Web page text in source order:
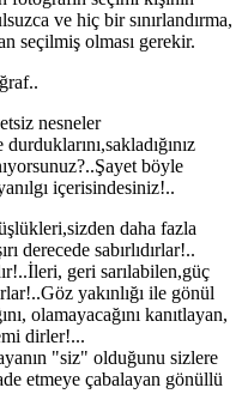
ve hiç bir sınırlandırma,
seçilmiş olması gerekir.
nesneler
böyle
içerisindesiniz!..
daha fazla
derecede sabırlıdırlar!..
geri sarılabilen,güç
yakınlığı ile gönül
olamayacağını kanıtlayan,
dirler!...
"siz" olduğunu sizlere
etmeye çabalayan gönüllü